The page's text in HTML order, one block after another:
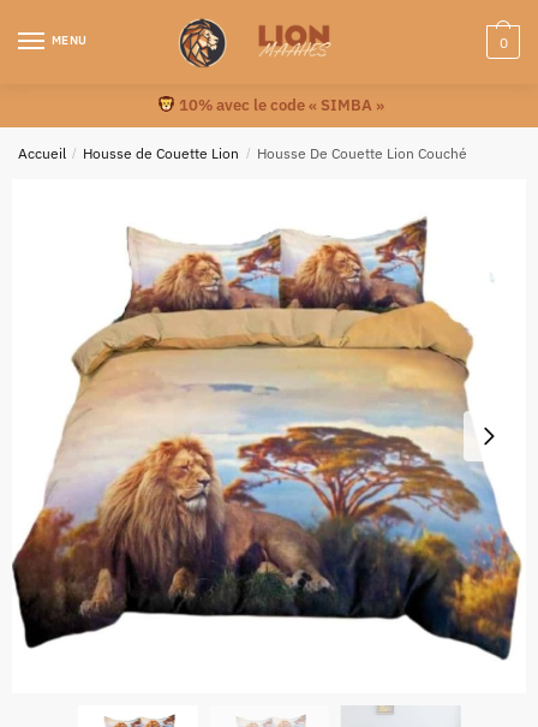
MENU 0
10% avec le code « SIMBA »
Accueil / Housse de Couette Lion / Housse De Couette Lion Couché